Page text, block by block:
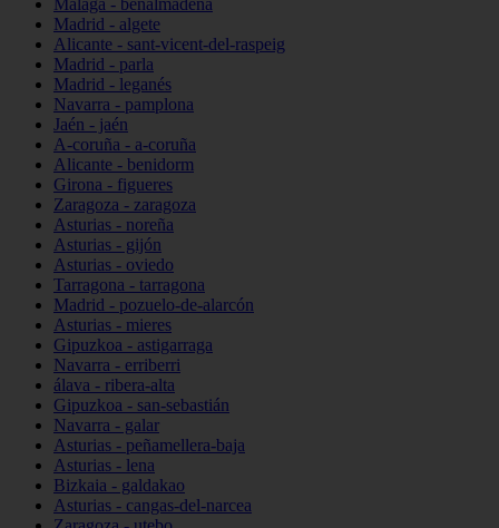
Málaga - benalmádena
Madrid - algete
Alicante - sant-vicent-del-raspeig
Madrid - parla
Madrid - leganés
Navarra - pamplona
Jaén - jaén
A-coruña - a-coruña
Alicante - benidorm
Girona - figueres
Zaragoza - zaragoza
Asturias - noreña
Asturias - gijón
Asturias - oviedo
Tarragona - tarragona
Madrid - pozuelo-de-alarcón
Asturias - mieres
Gipuzkoa - astigarraga
Navarra - erriberri
álava - ribera-alta
Gipuzkoa - san-sebastián
Navarra - galar
Asturias - peñamellera-baja
Asturias - lena
Bizkaia - galdakao
Asturias - cangas-del-narcea